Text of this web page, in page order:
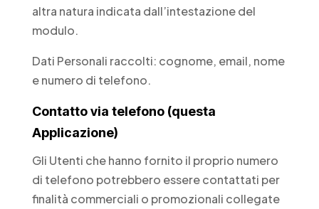
altra natura indicata dall’intestazione del
modulo.
Dati Personali raccolti: cognome, email, nome
e numero di telefono.
Contatto via telefono (questa
Applicazione)
Gli Utenti che hanno fornito il proprio numero
di telefono potrebbero essere contattati per
finalità commerciali o promozionali collegate